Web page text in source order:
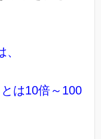
、
は10倍～100